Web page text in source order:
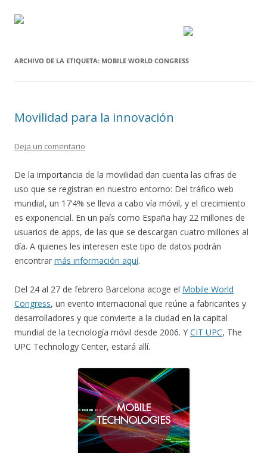
ARCHIVO DE LA ETIQUETA: MOBILE WORLD CONGRESS
Movilidad para la innovación
Deja un comentario
De la importancia de la movilidad dan cuenta las cifras de
uso que se registran en nuestro entorno: Del tráfico web
mundial, un 17’4% se lleva a cabo vía móvil, y el crecimiento
es exponencial. En un país como España hay 22 millones de
usuarios de apps, de las que se descargan cuatro millones al
día. A quienes les interesen este tipo de datos podrán
encontrar más información aquí.
Del 24 al 27 de febrero Barcelona acoge el Mobile World
Congress, un evento internacional que reúne a fabricantes y
desarrolladores y que convierte a la ciudad en la capital
mundial de la tecnología móvil desde 2006. Y CIT UPC, The
UPC Technology Center, estará allí.